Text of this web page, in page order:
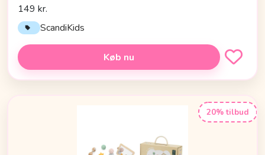
149 kr.
ScandiKids
Køb nu
20% tilbud